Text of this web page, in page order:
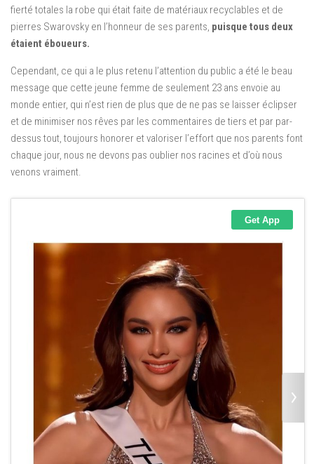
fierté totales la robe qui était faite de matériaux recyclables et de
pierres Swarovsky en l’honneur de ses parents, puisque tous deux
étaient éboueurs.
Cependant, ce qui a le plus retenu l’attention du public a été le beau
message que cette jeune femme de seulement 23 ans envoie au
monde entier, qui n’est rien de plus que de ne pas se laisser éclipser
et de minimiser nos rêves par les commentaires de tiers et par par-
dessus tout, toujours honorer et valoriser l’effort que nos parents font
chaque jour, nous ne devons pas oublier nos racines et d’où nous
venons vraiment.